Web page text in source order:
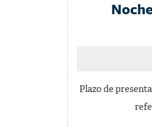
Plazo de